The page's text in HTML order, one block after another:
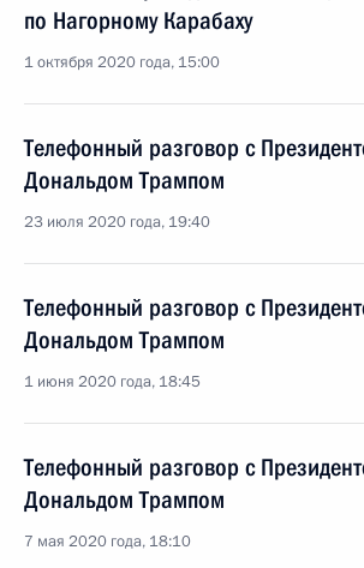
по Нагорному Карабаху
1 октября 2020 года, 15:00
Телефонный разговор с
Дональдом Трампом
23 июля 2020 года, 19:40
Телефонный разговор с
Дональдом Трампом
1 июня 2020 года, 18:45
Телефонный разговор с
Дональдом Трампом
7 мая 2020 года, 18:10